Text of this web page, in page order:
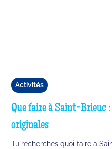
Activités
Que faire à Saint-Brieuc
originales
Tu recherches quoi faire à